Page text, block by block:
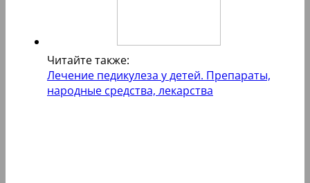
Читайте также:
Лечение педикулеза у детей. Препараты,
народные средства, лекарства